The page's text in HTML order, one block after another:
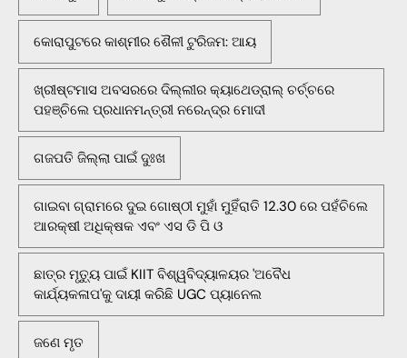
କୋରାପୁଟରେ କାଶ୍ମୀର ଶୈଳୀ ଟୁରିଜମ: ଆୟ
ଖ୍ରୀଷ୍ଟମାସ ଅବସରରେ ଦିଲ୍ଲୀର କ୍ୟାଥେଡ୍ରାଲ୍ ଚର୍ଚ୍ଚରେ
ପହଞ୍ଚିଲେ ପ୍ରଧାନମନ୍ତ୍ରୀ ନରେନ୍ଦ୍ର ମୋଦୀ
ଗଜପତି ଜିଲ୍ଲା ପାଇଁ ଦୁଃଖ
ଗାଇବା ଗ୍ରାମରେ ଦୁଇ ଗୋଷ୍ଠୀ ମୁହାଁ ମୁହିଁରାତି 12.30 ରେ ପହଁଚିଲେ
ଆରକ୍ଷୀ ଅଧିକ୍ଷକ ଏବଂ ଏସ ଡି ପି ଓ
ଛାତ୍ର ମୃତ୍ୟୁ ପାଇଁ KIIT ବିଶ୍ୱବିଦ୍ୟାଳୟର 'ଅବୈଧ
କାର୍ଯ୍ୟକଳାପ'କୁ ଦାୟୀ କରିଛି UGC ପ୍ୟାନେଲ
ଜଣେ ମୃତ